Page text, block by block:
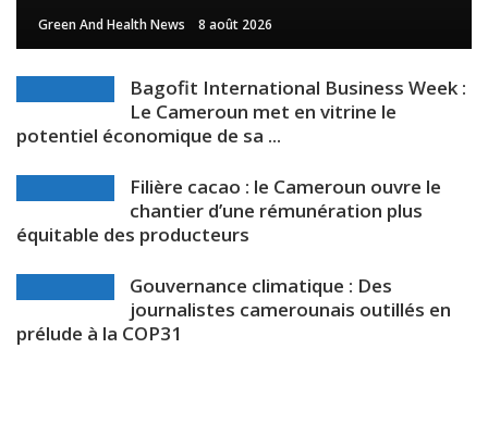
Green And Health News 8 août 2026
Bagofit International Business Week :
Le Cameroun met en vitrine le
potentiel économique de sa ...
Filière cacao : le Cameroun ouvre le
chantier d’une rémunération plus
équitable des producteurs
Gouvernance climatique : Des
journalistes camerounais outillés en
prélude à la COP31